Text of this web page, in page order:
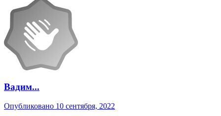
Вадим...
Опубликовано 10 сентября, 2022